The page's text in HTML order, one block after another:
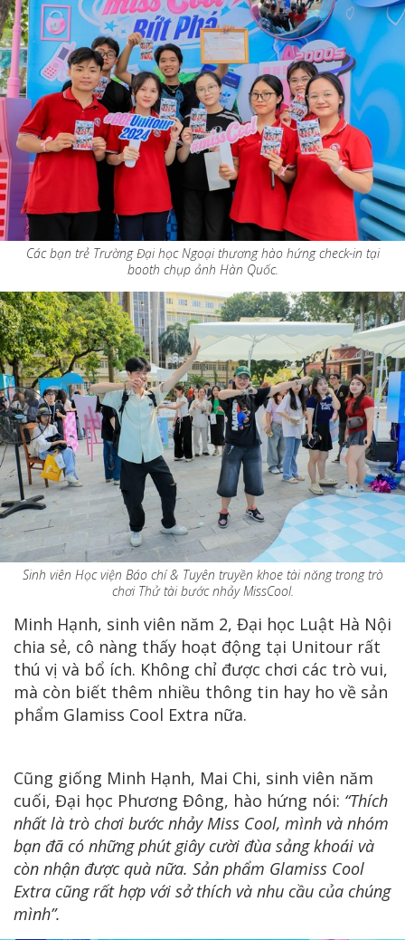
Các bạn trẻ Trường Đại học Ngoại thương hào hứng check-in tại
booth chụp ảnh Hàn Quốc.
Sinh viên Học viện Báo chí & Tuyên truyền khoe tài năng trong trò
chơi Thử tài bước nhảy MissCool.
Minh Hạnh, sinh viên năm 2, Đại học Luật Hà Nội
chia sẻ, cô nàng thấy hoạt động tại Unitour rất
thú vị và bổ ích. Không chỉ được chơi các trò vui,
mà còn biết thêm nhiều thông tin hay ho về sản
phẩm Glamiss Cool Extra nữa.
Cũng giống Minh Hạnh, Mai Chi, sinh viên năm
cuối, Đại học Phương Đông, hào hứng nói: “Thích
nhất là trò chơi bước nhảy Miss Cool, mình và nhóm
bạn đã có những phút giây cười đùa sảng khoái và
còn nhận được quà nữa. Sản phẩm Glamiss Cool
Extra cũng rất hợp với sở thích và nhu cầu của chúng
mình”.